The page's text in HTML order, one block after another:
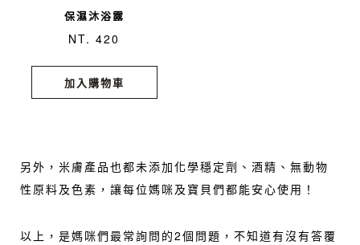
保濕沐浴露
NT. 420
加入購物車
另外，米膚產品也都未添加化學穩定劑、酒精、無動物
性原料及色素，讓每位媽咪及寶貝們都能安心使用！
以上，是媽咪們最常詢問的2個問題，不知道有沒有答覆